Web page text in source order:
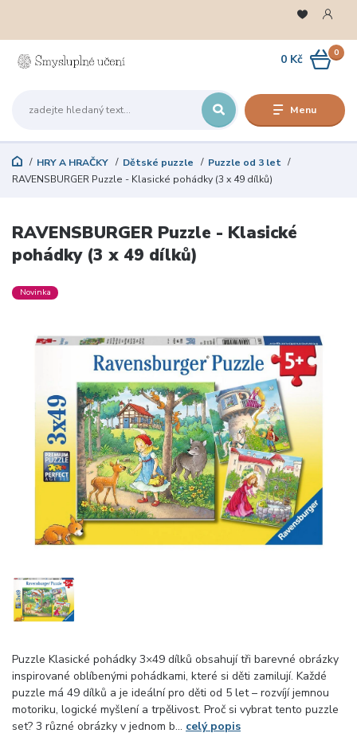
Menu
0
0 Kč
HRY A HRAČKY Dětské puzzle
Puzzle od 3 let
RAVENSBURGER Puzzle - Klasické pohádky (3 x 49 dílků)
RAVENSBURGER Puzzle - Klasické
pohádky (3 x 49 dílků)
Novinka
Puzzle Klasické pohádky 3×49 dílků obsahují tři barevné obrázky
inspirované oblíbenými pohádkami, které si děti zamilují. Každé
puzzle má 49 dílků a je ideální pro děti od 5 let – rozvíjí jemnou
motoriku, logické myšlení a trpělivost. Proč si vybrat tento puzzle
set? 3 různé obrázky v jednom b... celý popis